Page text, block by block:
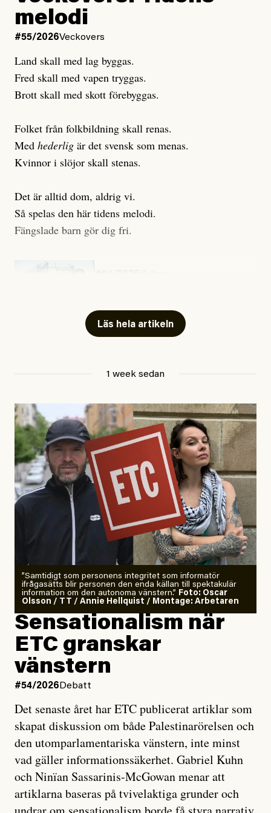
Uppdaterad3 August, 2026
melodi
#55/2026Veckovers
Land skall med lag byggas.
Fred skall med vapen tryggas.
Brott skall med skott förebyggas.
Folket från folkbildning skall renas.
Med hederlig är det svensk som menas.
Kvinnor i slöjor skall stenas.
Det är alltid dom, aldrig vi.
Så spelas den här tidens melodi.
Fängslade barn gör dig fri.
Läs hela artikeln
1 week sedan
”Samtidigt som personens integritet som informatör
ifrågasätts blir personen den enda källan till spektakulär
information om den autonoma vänstern.” Foto: Oscar
Olsson / TT / Annie Hellquist / Montage: Arbetaren
Sensationalism när
ETC granskar
vänstern
#54/2026 Debatt
Det senaste året har ETC publicerat artiklar som
skapat diskussion om både Palestinarörelsen och
den utomparlamentariska vänstern, inte minst
vad gäller informationssäkerhet. Gabriel Kuhn
och Ninïan Sassarinis-McGowan menar att
artiklarna baseras på tvivelaktiga grunder och